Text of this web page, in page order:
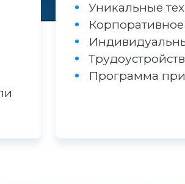
Уникальные
Программа